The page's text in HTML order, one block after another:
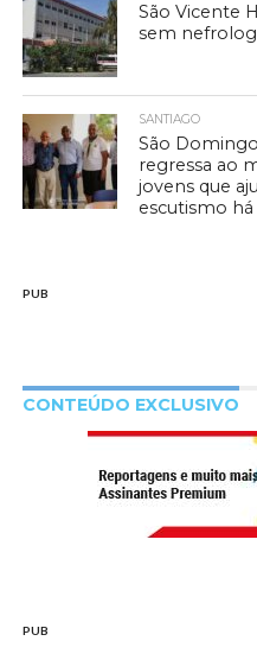
São Vicente
sem
SANTIAGO
São
regressa ao
jovens que
escutismo
PUB
CONTEÚDO EXCLUSIVO
PUB